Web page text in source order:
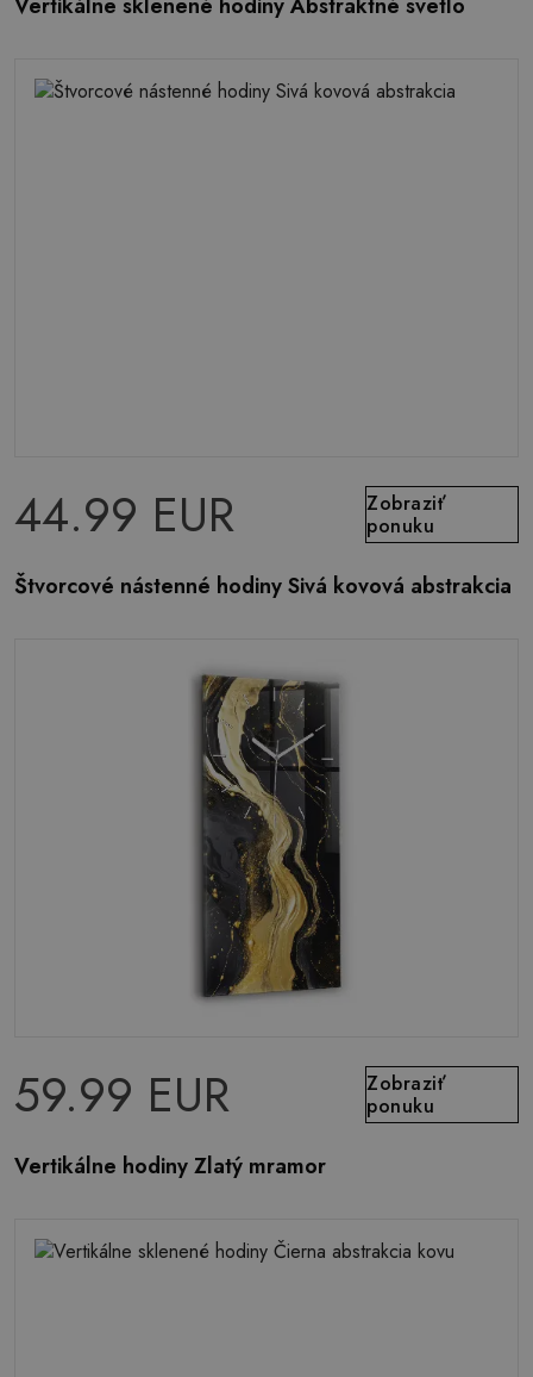
44.99 EUR
Zobraziť
ponuku
Štvorcové nástenné hodiny Sivá kovová abstrakcia
59.99 EUR
Zobraziť
ponuku
Vertikálne hodiny Zlatý mramor